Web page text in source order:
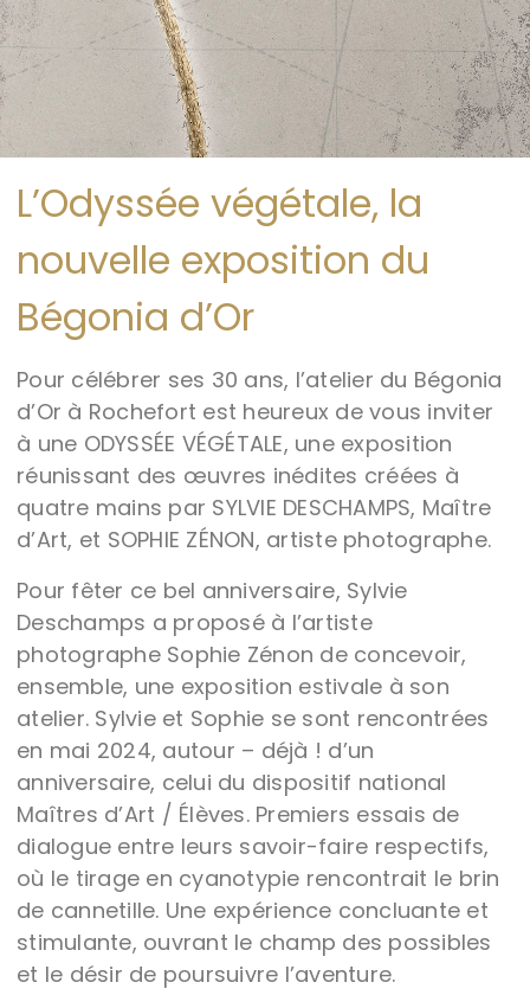
L’Odyssée végétale, la
nouvelle exposition du
Bégonia d’Or
Pour célébrer ses 30 ans, l’atelier du Bégonia
d’Or à Rochefort est heureux de vous inviter
à une ODYSSÉE VÉGÉTALE, une exposition
réunissant des œuvres inédites créées à
quatre mains par SYLVIE DESCHAMPS, Maître
d’Art, et SOPHIE ZÉNON, artiste photographe.
Pour fêter ce bel anniversaire, Sylvie
Deschamps a proposé à l’artiste
photographe Sophie Zénon de concevoir,
ensemble, une exposition estivale à son
atelier. Sylvie et Sophie se sont rencontrées
en mai 2024, autour – déjà ! d’un
anniversaire, celui du dispositif national
Maîtres d’Art / Élèves. Premiers essais de
dialogue entre leurs savoir-faire respectifs,
où le tirage en cyanotypie rencontrait le brin
de cannetille. Une expérience concluante et
stimulante, ouvrant le champ des possibles
et le désir de poursuivre l’aventure.